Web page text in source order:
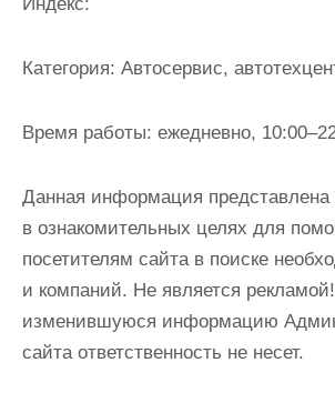
Категория: Автосервис,
Время работы: ежедневно,
Данная информация представлена
в ознакомительных целях для
посетителям сайта в поиске
и компаний. Не является
изменившуюся информацию
сайта ответственность не несет.